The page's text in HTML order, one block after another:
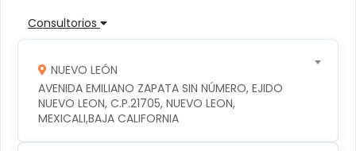
Consultorios
NUEVO LEÓN
AVENIDA EMILIANO ZAPATA SIN NÚMERO, EJIDO
NUEVO LEON, C.P.21705, NUEVO LEON,
MEXICALI,BAJA CALIFORNIA